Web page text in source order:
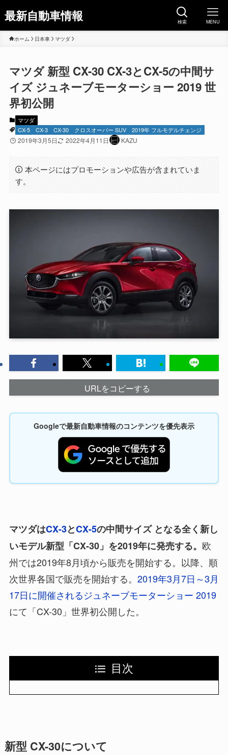
最新自動車情報 検索 MENU
ホーム 日本車 マツダ
マツダ 新型 CX-30 CX-3とCX-5の中間サ
イズ ジュネーブモーターショー 2019 世
界初公開
マツダ
CX-5
CX-3 CX-30 クロスオーバー SUV 2019年 フルモデルチェンジ
2019年3月5日 2022年4月11日 KAZU
本ページにはプロモーションや広告が含まれていま
す。
URLをコピーする
Googleで最新自動車情報のコンテンツを優先表示
マツダはCX-3とCX-5の中間サイズ となる全く新し
いモデル新型「CX-30」を2019年に発売する。 欧
州では2019年8月頃から販売を開始する。以降、順
次世界各国で販売を開始する。 2019年3月7日～3月
17日に開催されるジュネーブモーターショー 2019
にて「CX-30」世界初公開した。
目次
新型 CX-30について